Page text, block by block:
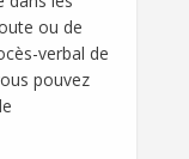
ou de
verbal de
pouvez